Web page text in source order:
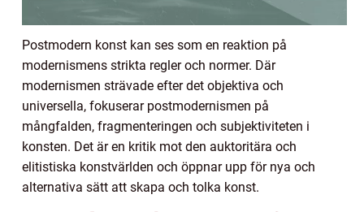
Postmodern konst kan ses som en reaktion på
modernismens strikta regler och normer. Där
modernismen strävade efter det objektiva och
universella, fokuserar postmodernismen på
mångfalden, fragmenteringen och subjektiviteten i
konsten. Det är en kritik mot den auktoritära och
elitistiska konstvärlden och öppnar upp för nya och
alternativa sätt att skapa och tolka konst.